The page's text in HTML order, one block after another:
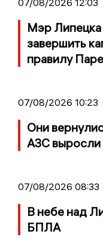
Мэр
завершить
правилу
07/08/2026 10:23
Они
АЗС выросли
07/08/2026 08:33
В небе над
БПЛА